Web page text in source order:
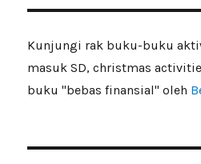
Kunjungi rak buku-buku
masuk SD, christmas
buku "bebas finansial" oleh